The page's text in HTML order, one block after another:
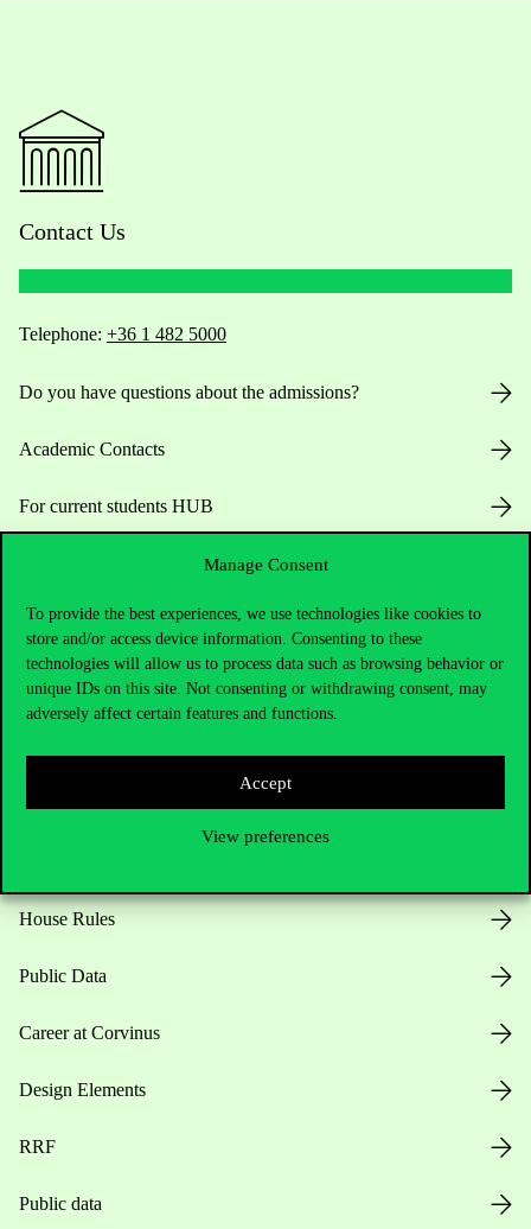
Manage Consent
To provide the best experiences, we use technologies like cookies to
store and/or access device information. Consenting to these
technologies will allow us to process data such as browsing behavior or
unique IDs on this site. Not consenting or withdrawing consent, may
adversely affect certain features and functions.
Accept
View preferences
Contact Us
Telephone: +36 1 482 5000
Do you have questions about the admissions?
Academic Contacts
For current students HUB
press@uni-corvinus.hu
Useful information
House Rules
Public Data
Career at Corvinus
Design Elements
RRF
Public data